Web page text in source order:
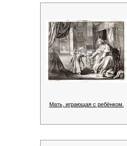
Мать, играющая с ребёнком.